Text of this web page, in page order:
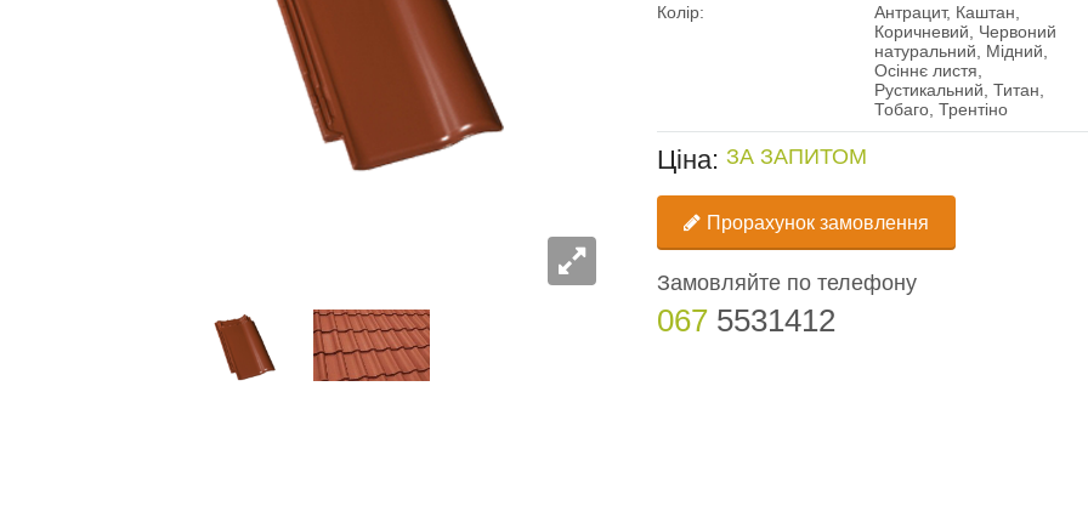
Колір:
Антрацит, Каштан,
Коричневий, Червоний
натуральний, Мідний,
Осіннє листя,
Рустикальний, Титан,
Тобаго, Трентіно
Ціна: ЗА ЗАПИТОМ
Прорахунок замовлення
Замовляйте по телефону
067 5531412